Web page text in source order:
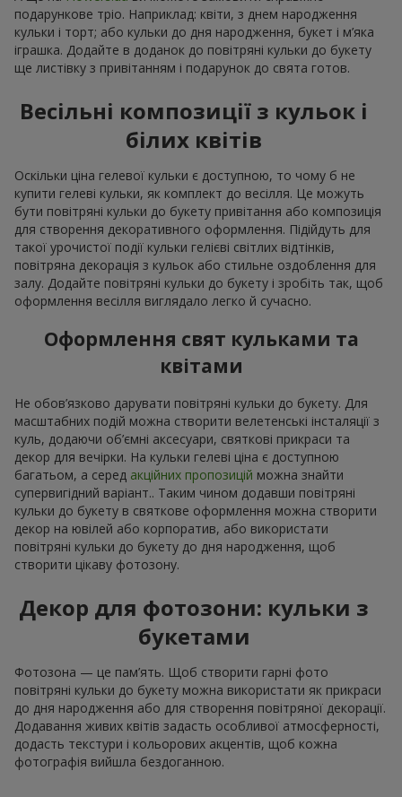
подарункове тріо. Наприклад: квіти, з днем народження
кульки і торт; або кульки до дня народження, букет і м’яка
іграшка. Додайте в доданок до повітряні кульки до букету
ще листівку з привітанням і подарунок до свята готов.
Весільні композиції з кульок і
білих квітів
Оскільки ціна гелевої кульки є доступною, то чому б не
купити гелеві кульки, як комплект до весілля. Це можуть
бути повітряні кульки до букету привітання або композиція
для створення декоративного оформлення. Підійдуть для
такої урочистої події кульки гелієві світлих відтінків,
повітряна декорація з кульок або стильне оздоблення для
залу. Додайте повітряні кульки до букету і зробіть так, щоб
оформлення весілля виглядало легко й сучасно.
Оформлення свят кульками та
квітами
Не обов’язково дарувати повітряні кульки до букету. Для
масштабних подій можна створити велетенські інсталяції з
куль, додаючи об’ємні аксесуари, святкові прикраси та
декор для вечірки. На кульки гелеві ціна є доступною
багатьом, а серед акційних пропозицій можна знайти
супервигідний варіант.. Таким чином додавши повітряні
кульки до букету в святкове оформлення можна створити
декор на ювілей або корпоратив, або використати
повітряні кульки до букету до дня народження, щоб
створити цікаву фотозону.
Декор для фотозони: кульки з
букетами
Фотозона — це пам’ять. Щоб створити гарні фото
повітряні кульки до букету можна використати як прикраси
до дня народження або для створення повітряної декорації.
Додавання живих квітів задасть особливої атмосферності,
додасть текстури і кольорових акцентів, щоб кожна
фотографія вийшла бездоганною.